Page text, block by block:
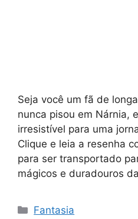
Seja você um fã de
nunca pisou em Nárnia,
irresistível para uma
Clique e leia a resenha
para ser transportado
mágicos e duradouros
Categorias
Fantasia